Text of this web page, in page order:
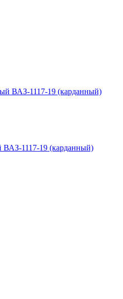
ВАЗ-1117-19 (карданный)